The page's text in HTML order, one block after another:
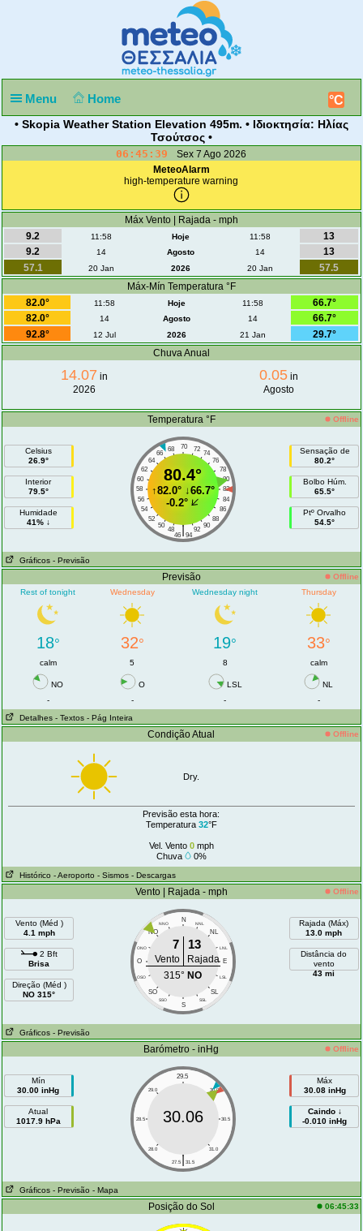
Menu Home °C
• Skopia Weather Station Elevation 495m. • Ιδιοκτησία: Ηλίας
Τσούτσος •
06:45:39
Sex 7 Ago 2026
MeteoAlarm
high-temperature warning
Máx Vento | Rajada - mph
9.2
11:58 Hoje 11:58
13
9.2
14 Agosto 14
13
57.1
20 Jan 2026 20 Jan
57.5
Máx-Mín Temperatura °F
82.0°
11:58 Hoje 11:58
66.7°
82.0°
14 Agosto 14
66.7°
92.8°
12 Jul 2026 21 Jan
29.7°
Chuva Anual
14.07 in
2026
0.05in
Agosto
Temperatura °F Offline
Celsius
26.9°
Interior
79.5°
Humidade
41% ↓
70
68 72
66
74
64
76
62
78
60
80
58
82
56
84
54
86
52
88
50
90
48 92
|
46 94
80.4°
↑82.0°↓66.7°
-0.2°
Sensação de
80.2°
Bolbo Húm.
65.5°
Ptº Orvalho
54.5°
Gráficos - Previsão
Previsão
Offline
Rest of tonight
Wednesday Wednesday night Thursday
18° 32° 19° 33°
calm 5 8 calm
NO O LSL
NL
-
- -
-
Detalhes - Textos - Pág Inteira
Condição Atual Offline
Dry.
Previsão esta hora:
Temperatura 32°F
Vel. Vento 0mph
Chuva
0%
Histórico - Aeroporto - Sismos - Descargas
Vento | Rajada - mph Offline
Vento (Méd )
4.1 mph
2 Bft
Brisa
Direção (Méd )
NO 315°
N
NNO NNL
NO NL
ONO LNL
O E
OSO LSL
SO SL
SSO SSL
S
7 13
Vento
Rajada
315° NO
Rajada (Máx)
13.0 mph
Distância do
vento
43 mi
Gráficos - Previsão
Barómetro - inHg Offline
Mín
30.00 inHg
Atual
1017.9 hPa
29.5
29.0 30.0
28.5 30.5
28.0 31.0
|
27.5 31.5
30.06
Máx
30.08 inHg
Caindo ↓
-0.010 inHg
Gráficos - Previsão - Mapa
Posição do Sol 06:45:33